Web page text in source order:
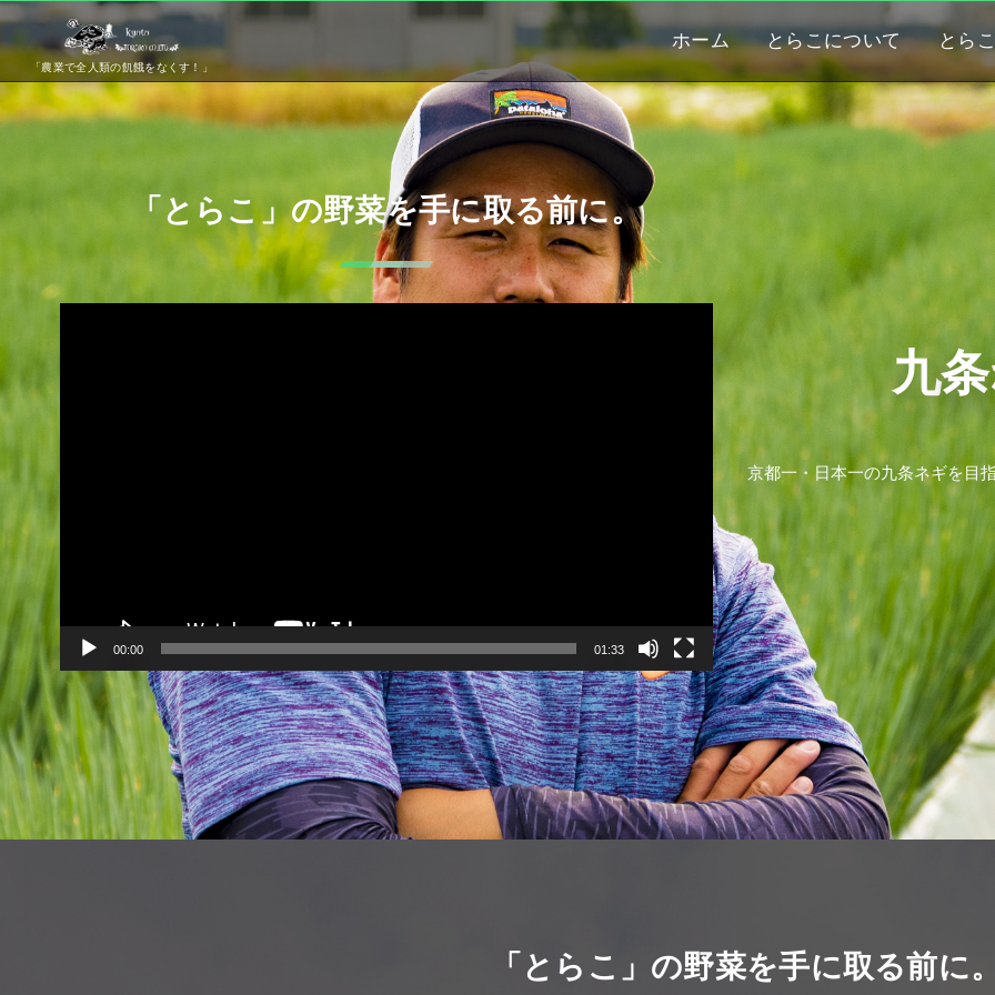
「農業で全人類の飢餓をなくす！」
ホーム とらこについて とら
「とらこ」の野菜を手に取る前に。
00:00 01:33
九条
京都一 ・ 日本一の九条ネギを 目
「とらこ」の野菜を手に取る前に